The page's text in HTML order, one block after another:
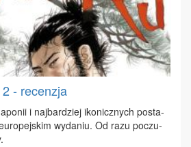
2 - recenzja
i naj­bar­dziej iko­nicz­nych po­sta­
wy­da­niu. Od ra­zu po­czu­